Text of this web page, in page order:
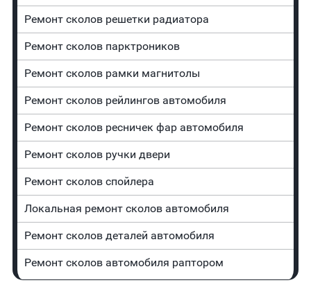
Ремонт сколов решетки радиатора
Ремонт сколов парктроников
Ремонт сколов рамки магнитолы
Ремонт сколов рейлингов автомобиля
Ремонт сколов ресничек фар автомобиля
Ремонт сколов ручки двери
Ремонт сколов спойлера
Локальная ремонт сколов автомобиля
Ремонт сколов деталей автомобиля
Ремонт сколов автомобиля раптором